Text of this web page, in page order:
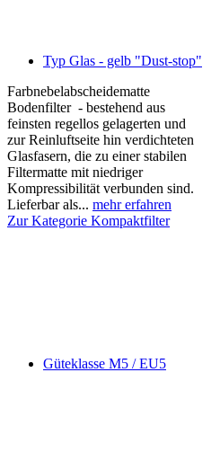
Typ Glas - gelb "Dust-stop"
Farbnebelabscheidematte
Bodenfilter - bestehend aus
feinsten regellos gelagerten und
zur Reinluftseite hin verdichteten
Glasfasern, die zu einer stabilen
Filtermatte mit niedriger
Kompressibilität verbunden sind.
Lieferbar als... mehr erfahren
Zur Kategorie Kompaktfilter
Güteklasse M5 / EU5